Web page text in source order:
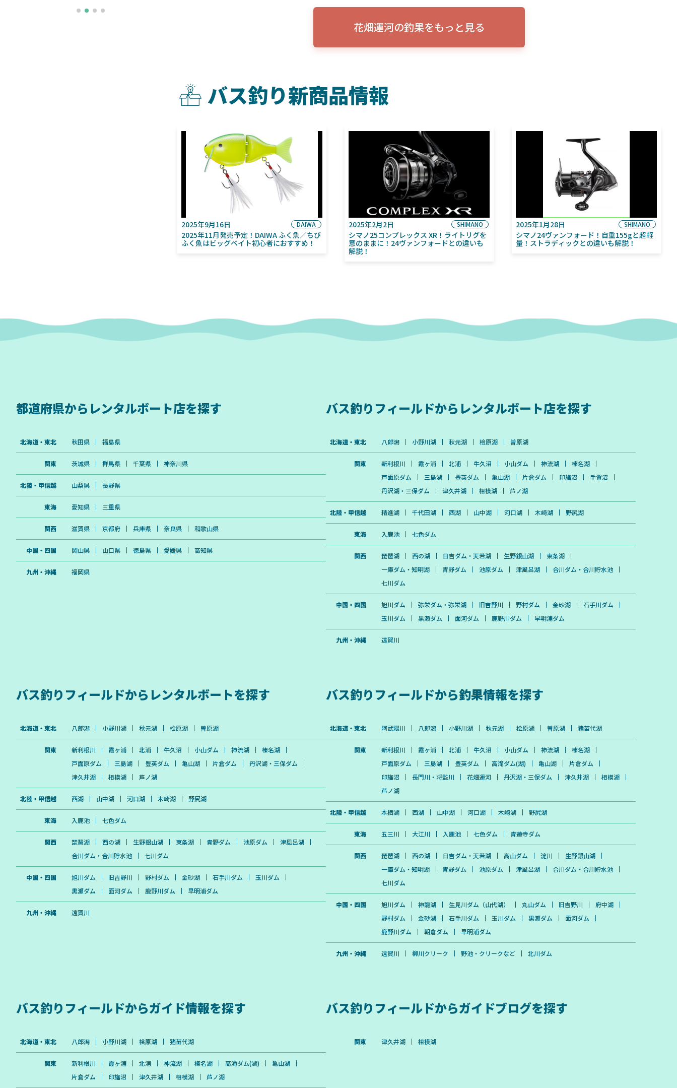
花畑運河の釣果をもっと見る
バス釣り新商品情報
2025年9月16日 DAIWA
2025年11月発売予定！DAIWA ふく魚／ちび
ふく魚はビッグベイト初心者におすすめ！
2025年2月2日 SHIMANO
シマノ25コンプレックス XR！ライトリグを
意のままに！24ヴァンフォードとの違いも
解説！
2025年1月28日 SHIMANO
シマノ24ヴァンフォード！自重155gと超軽
量！ストラディックとの違いも解説！
都道府県から レンタルボート店を探す
北海道・東北 秋田県 福島県
関東 茨城県 群馬県 千葉県 神奈川県
北陸・甲信越 山梨県 長野県
東海 愛知県 三重県
関西 滋賀県 京都府 兵庫県 奈良県 和歌山県
中国・四国 岡山県 山口県 徳島県 愛媛県 高知県
九州・沖縄 福岡県
バス釣りフィールドから レンタルボート店を探す
北海道・東北 八郎潟 小野川湖 秋元湖 桧原湖 曽原湖
関東 新利根川 霞ヶ浦 北浦 牛久沼 小山ダム 神流湖
榛名湖
戸面原ダム
三島湖 豊英ダム 亀山湖 片倉ダム 印旛沼
手賀沼
丹沢湖・三保ダム
津久井湖 相模湖 芦ノ湖
北陸・甲信越 精進湖 千代田湖 西湖 山中湖 河口湖 木崎湖 野尻湖
東海 入鹿池 七色ダム
関西 琵琶湖 西の湖 日吉ダム・天若湖 生野銀山湖
東条湖
一庫ダム・知明湖
青野ダム 池原ダム 津風呂湖
合川ダム・合川貯水池
七川ダム
中国・四国 旭川ダム 弥栄ダム・弥栄湖 旧吉野川 野村ダム 金砂湖
石手川ダム
玉川ダム
黒瀬ダム 面河ダム 鹿野川ダム 早明浦ダム
九州・沖縄 遠賀川
バス釣りフィールドから レンタルボートを探す
北海道・東北 八郎潟 小野川湖 秋元湖 桧原湖 曽原湖
関東 新利根川 霞ヶ浦 北浦 牛久沼 小山ダム 神流湖
榛名湖
戸面原ダム
三島湖 豊英ダム 亀山湖 片倉ダム
丹沢湖・三保ダム
津久井湖
相模湖 芦ノ湖
北陸・甲信越 西湖 山中湖 河口湖 木崎湖 野尻湖
東海 入鹿池 七色ダム
関西 琵琶湖 西の湖 生野銀山湖 東条湖 青野ダム 池原ダム
津風呂湖
合川ダム・合川貯水池
七川ダム
中国・四国 旭川ダム 旧吉野川 野村ダム 金砂湖 石手川ダム
玉川ダム
黒瀬ダム
面河ダム 鹿野川ダム 早明浦ダム
九州・沖縄 遠賀川
バス釣りフィールドから釣果情報を探す
北海道・東北 阿武隈川 八郎潟 小野川湖 秋元湖 桧原湖 曽原湖 猪苗代湖
関東 新利根川 霞ヶ浦 北浦 牛久沼 小山ダム 神流湖
榛名湖
戸面原ダム
三島湖 豊英ダム 高滝ダム(湖) 亀山湖
片倉ダム
印旛沼
長門川・将監川 花畑運河 丹沢湖・三保ダム 津久井湖
相模湖
芦ノ湖
北陸・甲信越 本栖湖 西湖 山中湖 河口湖 木崎湖 野尻湖
東海 五三川 大江川 入鹿池 七色ダム 青蓮寺ダム
関西 琵琶湖 西の湖 日吉ダム・天若湖 高山ダム 淀川
生野銀山湖
一庫ダム・知明湖
青野ダム 池原ダム 津風呂湖
合川ダム・合川貯水池
七川ダム
中国・四国 旭川ダム 神龍湖 生見川ダム（山代湖） 丸山ダム 旧吉野川
府中湖
野村ダム
金砂湖 石手川ダム 玉川ダム 黒瀬ダム
面河ダム
鹿野川ダム
朝倉ダム 早明浦ダム
九州・沖縄 遠賀川 柳川クリーク 野池・クリークなど 北川ダム
バス釣りフィールドからガイド情報を探す
北海道・東北 八郎潟 小野川湖 桧原湖 猪苗代湖
関東 新利根川 霞ヶ浦 北浦 神流湖 榛名湖 高滝ダム(湖)
亀山湖
片倉ダム
印旛沼 津久井湖 相模湖 芦ノ湖
バス釣りフィールドからガイドブログを探す
関東 津久井湖 相模湖